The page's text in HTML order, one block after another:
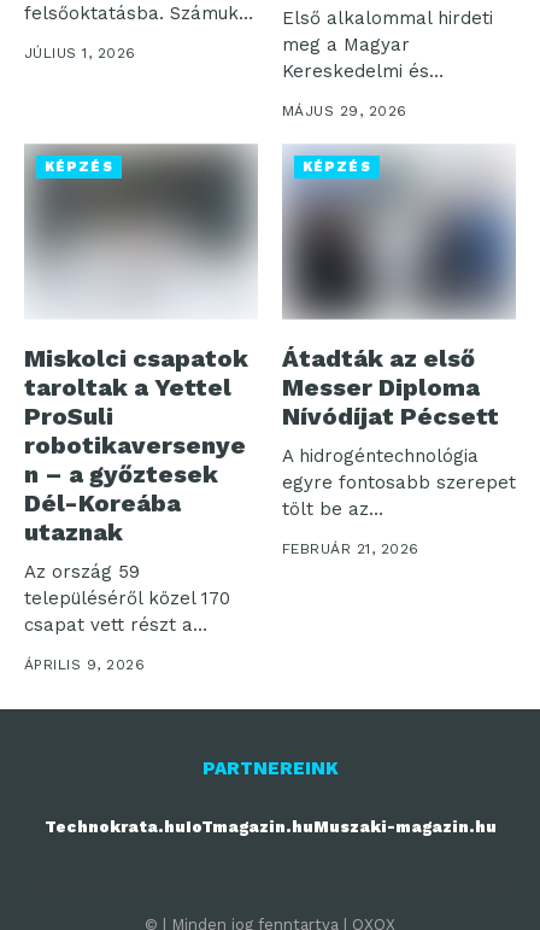
felsőoktatásba. Számukra
még van lehetőség...
JÚLIUS 1, 2026
Első alkalommal hirdeti
meg a Magyar
Kereskedelmi és
Iparkamara és a HR...
MÁJUS 29, 2026
KÉPZÉS
Miskolci csapatok
taroltak a Yettel
ProSuli
robotikaversenye
n – a győztesek
Dél-Koreába
utaznak
Az ország 59
településéről közel 170
csapat vett részt a
ProSuli 2026-os...
ÁPRILIS 9, 2026
KÉPZÉS
Átadták az első
Messer Diploma
Nívódíjat Pécsett
A hidrogéntechnológia
egyre fontosabb szerepet
tölt be az
energiaátmenetben,
különösen a megújuló...
FEBRUÁR 21, 2026
PARTNEREINK
Technokrata.huIoTmagazin.huMuszaki-magazin.hu
© | Minden jog fenntartva | OXOX